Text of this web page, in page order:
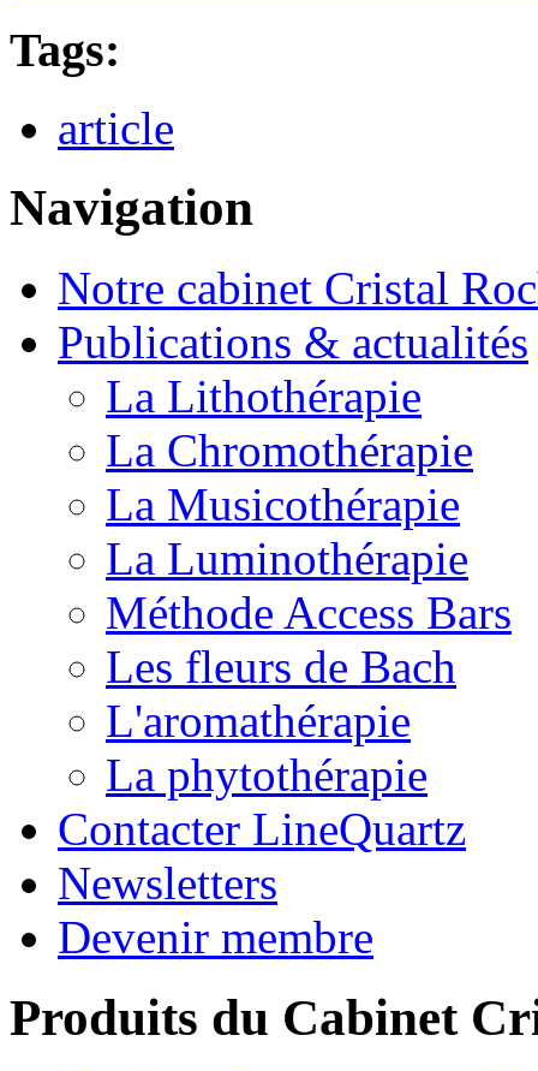
Tags:
article
Navigation
Notre cabinet Cristal
Publications & actualités
La Lithothérapie
La Chromothérapie
La Musicothérapie
La Luminothérapie
Méthode Access Bars
Les fleurs de Bach
L'aromathérapie
La phytothérapie
Contacter LineQuartz
Newsletters
Devenir membre
Produits du Cabinet